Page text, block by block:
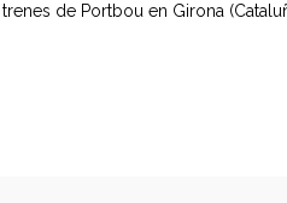
de Portbou en Girona